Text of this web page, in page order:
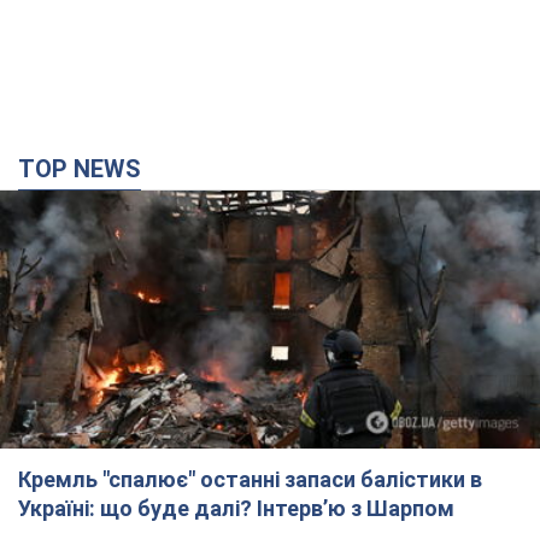
TOP NEWS
Кремль "спалює" останні запаси балістики в
Україні: що буде далі? Інтерв’ю з Шарпом